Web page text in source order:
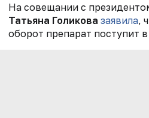
На совещании с
Татьяна Голикова заявила,
оборот препарат поступит